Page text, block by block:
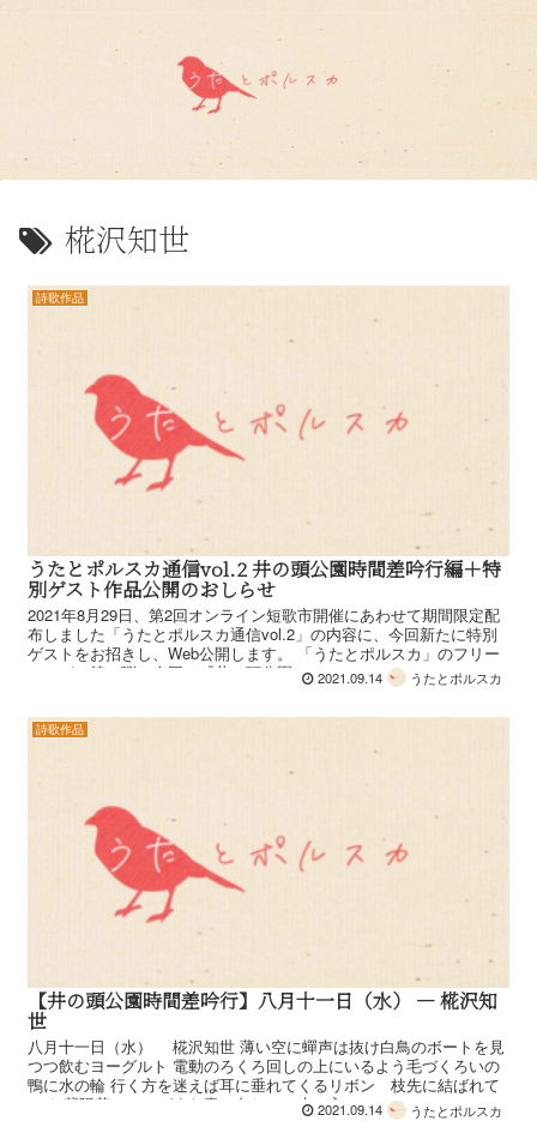
椛沢知世
詩歌作品
うたとポルスカ通信vol.2 井の頭公園時間差吟行編＋特
別ゲスト作品公開のおしらせ
2021年8月29日、第2回オンライン短歌市開催にあわせて期間限定配
布しました「うたとポルスカ通信vol.2」の内容に、今回新たに特別
ゲストをお招きし、Web公開します。 「うたとポルスカ」のフリー
ペーパー第２弾。今回は『井の頭公園... 2021.09.14 うたとポルスカ
詩歌作品
【井の頭公園時間差吟行】八月十一日（水） — 椛沢知
世
八月十一日（水） 椛沢知世 薄い空に蟬声は抜け白鳥のボートを見
つつ飲むヨーグルト 電動のろくろ回しの上にいるよう毛づくろいの
鴨に水の輪 行く方を迷えば耳に垂れてくるリボン 枝先に結ばれて
いる 紫陽花の一つがまだ青い色してて水の入っ...
2021.09.14 うたとポルスカ